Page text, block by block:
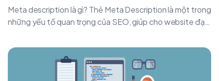
Meta description là gì? Thẻ Meta Description là một trong
những yếu tố quan trọng của SEO, giúp cho website đạt